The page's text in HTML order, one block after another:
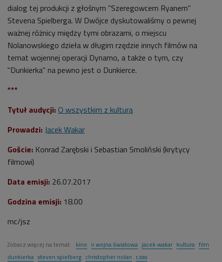
dialog tej produkcji z głośnym "Szeregowcem Ryanem"
Stevena Spielberga. W Dwójce dyskutowaliśmy o pewnej
ważnej różnicy między tymi obrazami, o miejscu
Nolanowskiego dzieła w długim rzędzie innych filmów na
temat wojennej operacji Dynamo, a także o tym, czy
"Dunkierka" na pewno jest o Dunkierce.
***
Tytuł audycji: O wszystkim z kulturą
Prowadzi: Jacek Wakar
Goście: Konrad Zarębski i Sebastian Smoliński (krytycy
filmowi)
Data emisji: 26.07.2017
Godzina emisji: 18.00
mc/jsz
Zobacz więcej na temat: kino ii wojna światowa jacek wakar kultura film
dunkierka steven spielberg christopher nolan czas